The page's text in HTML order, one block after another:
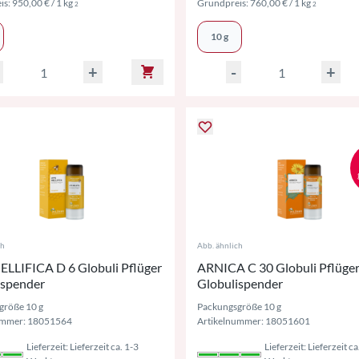
950,00 €/ 1 kg 2
+
Grundpreis:760,00 €/ 1 kg 2
10 g
- +
D 6 Globuli Pflüger
10 g
18051564
Lieferzeit: Lieferzeit ca. 1-3
Abb. ähnlich
ARNICA C 30 Globuli Pflüger
Globulispender
Packungsgröße 10 g
Artikelnummer: 18051601
Lieferzeit: Lieferzeit